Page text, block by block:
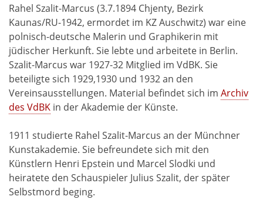
Rahel Szalit-Marcus (3.7.1894 Chjenty, Bezirk
Kaunas/RU-1942, ermordet im KZ Auschwitz) war eine
polnisch-deutsche Malerin und Graphikerin mit
jüdischer Herkunft. Sie lebte und arbeitete in Berlin.
Szalit-Marcus war 1927-32 Mitglied im VdBK. Sie
beteiligte sich 1929,1930 und 1932 an den
Vereinsausstellungen. Material befindet sich im Archiv
des VdBK in der Akademie der Künste.
1911 studierte Rahel Szalit-Marcus an der Münchner
Kunstakademie. Sie befreundete sich mit den
Künstlern Henri Epstein und Marcel Slodki und
heiratete den Schauspieler Julius Szalit, der später
Selbstmord beging.